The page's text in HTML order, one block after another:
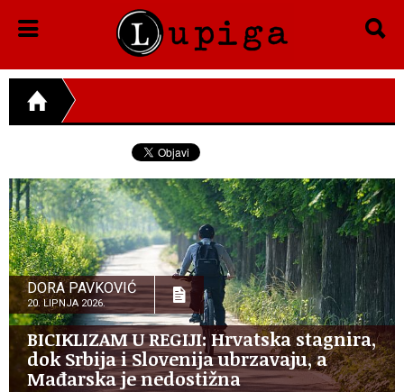
DORA PAVKOVIĆ
20. LIPNJA 2026.
BICIKLIZAM U REGIJI: Hrvatska stagnira,
dok Srbija i Slovenija ubrzavaju, a
Mađarska je nedostižna